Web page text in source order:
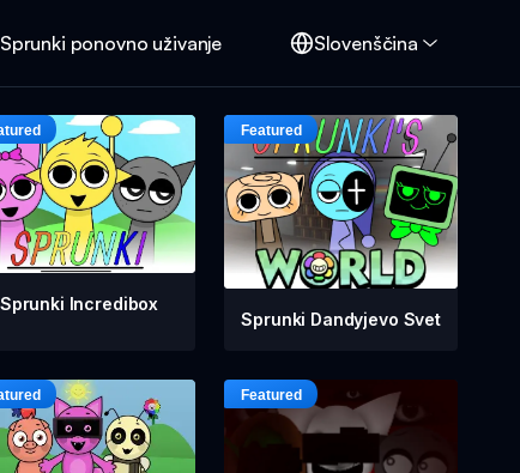
Sprunki ponovno uživanje Slovenščina
Sprunki Incredibox
Sprunki Dandyjevo Svet